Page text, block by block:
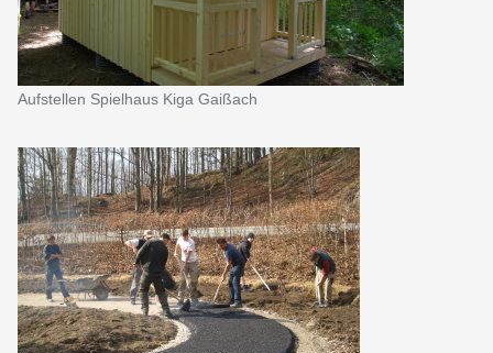
Aufstellen Spielhaus Kiga Gaißach